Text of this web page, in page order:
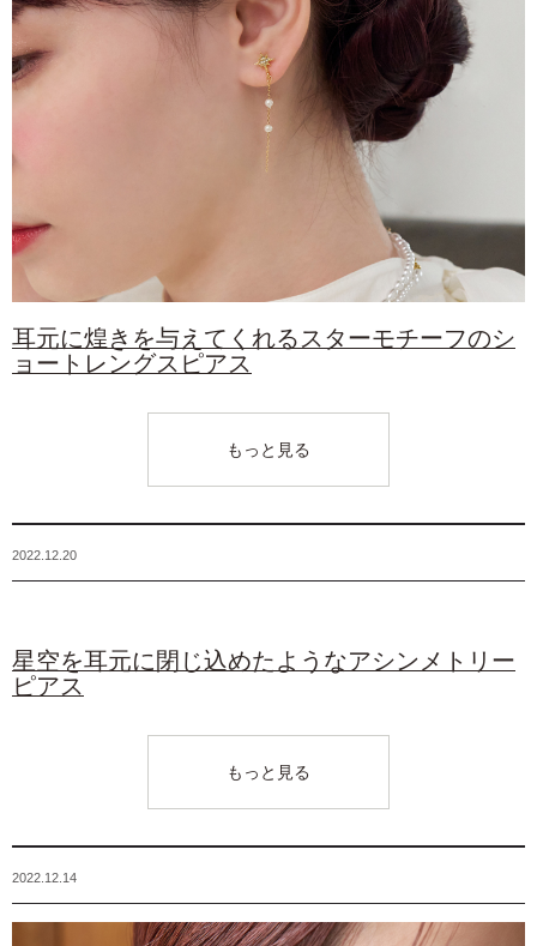
耳元に煌きを与えてくれるスターモチーフのシ
ョートレングスピアス
もっと見る
2022.12.20
星空を耳元に閉じ込めたようなアシンメトリー
ピアス
もっと見る
2022.12.14